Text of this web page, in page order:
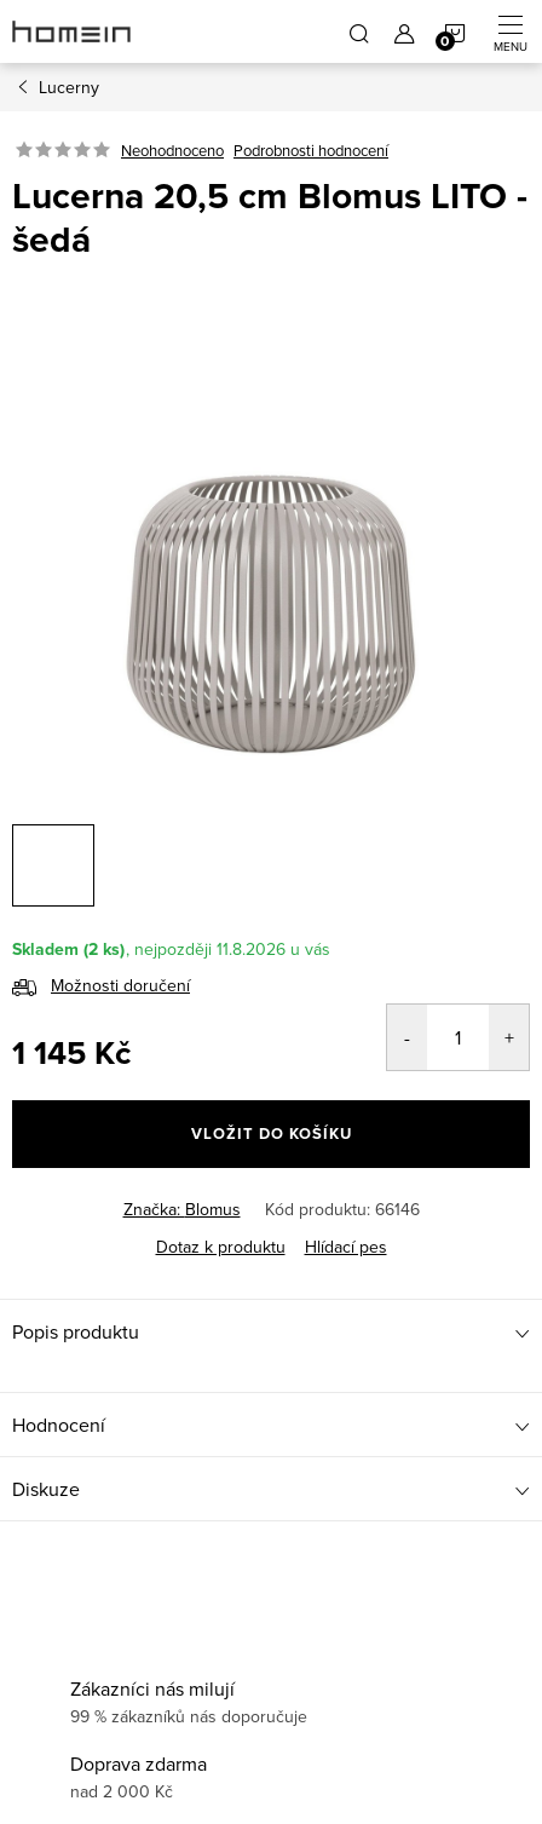
na
obsah
Lucerny
Neohodnoceno Podrobnosti hodnocení
Lucerna 20,5 cm Blomus LITO -
šedá
Skladem (2 ks)
11.8.2026
Možnosti doručení
1 145 Kč
cena:
VLOŽIT DO KOŠÍKU
Značka: Blomus Kód produktu: 66146
Dotaz k produktu
Hlídací pes
Popis produktu
Hodnocení
Diskuze
Zákazníci nás milují
99 % zákazníků nás doporučuje
Doprava zdarma
nad 2 000 Kč